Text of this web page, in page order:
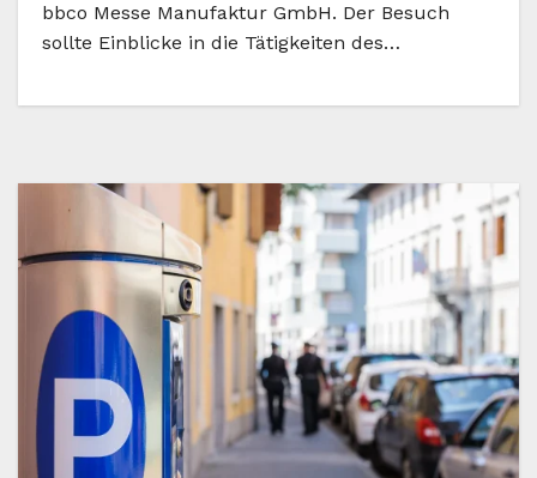
bbco Messe Manufaktur GmbH. Der Besuch
sollte Einblicke in die Tätigkeiten des…